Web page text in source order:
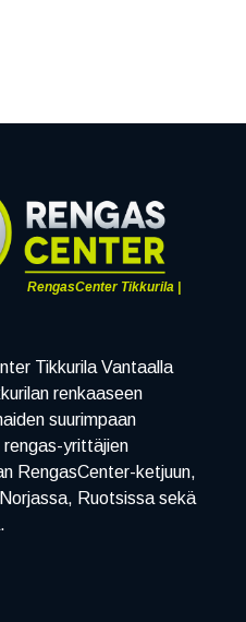
RengasCenter Tikkurila |
Tikkurila Vantaalla
renkaaseen
suurimpaan
yrittäjien
RengasCenter-ketjuun,
Ruotsissa sekä